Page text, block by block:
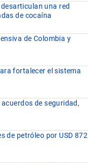
una red
de cocaína
de Colombia y
fortalecer el sistema
de seguridad,
de petróleo por USD 872